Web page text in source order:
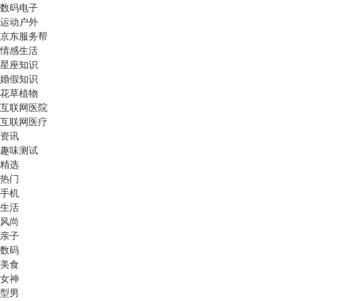
数码电子
运动户外
京东服务帮
情感生活
星座知识
婚假知识
花草植物
互联网医院
互联网医疗
资讯
趣味测试
精选
热门
手机
生活
风尚
亲子
数码
美食
女神
型男